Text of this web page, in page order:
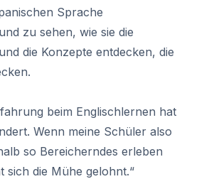
Sprache
zu sehen, wie sie die
die Konzepte entdecken, die
beim Englischlernen hat
Wenn meine Schüler also
so Bereicherndes erleben
sich die Mühe gelohnt.“